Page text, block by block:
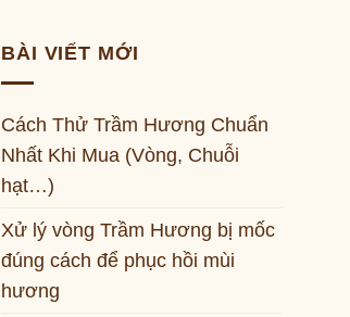
BÀI VIẾT MỚI
Cách Thử Trầm Hương Chuẩn
Nhất Khi Mua (Vòng, Chuỗi
hạt…)
Xử lý vòng Trầm Hương bị mốc
đúng cách để phục hồi mùi
hương